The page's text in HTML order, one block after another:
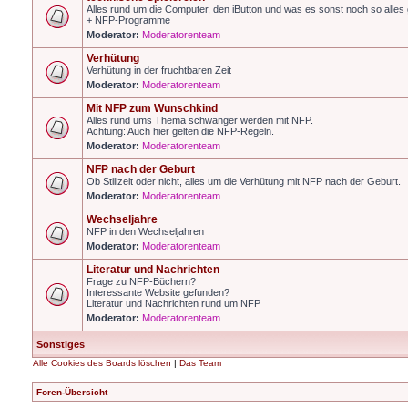
Alles rund um die Computer, den iButton und was es sonst noch so alles
+ NFP-Programme
Moderator: Moderatorenteam
Verhütung
Verhütung in der fruchtbaren Zeit
Moderator: Moderatorenteam
Mit NFP zum Wunschkind
Alles rund ums Thema schwanger werden mit NFP.
Achtung: Auch hier gelten die NFP-Regeln.
Moderator: Moderatorenteam
NFP nach der Geburt
Ob Stillzeit oder nicht, alles um die Verhütung mit NFP nach der Geburt.
Moderator: Moderatorenteam
Wechseljahre
NFP in den Wechseljahren
Moderator: Moderatorenteam
Literatur und Nachrichten
Frage zu NFP-Büchern?
Interessante Website gefunden?
Literatur und Nachrichten rund um NFP
Moderator: Moderatorenteam
Sonstiges
Alle Cookies des Boards löschen | Das Team
Foren-Übersicht